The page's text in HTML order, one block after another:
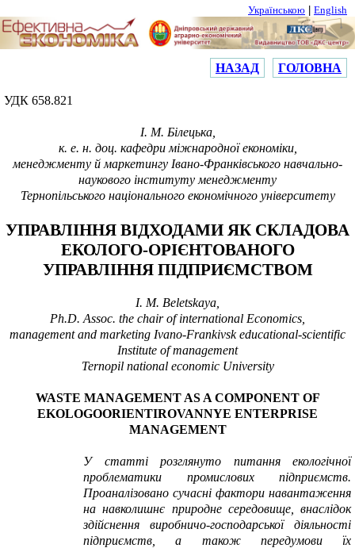
Українською English
НАЗАД ГОЛОВНА
УДК 658.821
І. М. Білецька,
к. е. н. доц. кафедри міжнародної економіки,
менеджменту й маркетингу Івано-Франківського навчально-
наукового інституту менеджменту
Тернопільського національного економічного університету
УПРАВЛІННЯ ВІДХОДАМИ ЯК СКЛАДОВА
ЕКОЛОГО-ОРІЄНТОВАНОГО
УПРАВЛІННЯ ПІДПРИЄМСТВОМ
I. M. Beletskaya,
Ph.D. Assoc. the chair of international Economics,
management and marketing Ivano-Frankivsk educational-scientific
Institute of management
Ternopil national economic University
WASTE MANAGEMENT AS A COMPONENT OF
EKOLOGOORIENTIROVANNYE ENTERPRISE
MANAGEMENT
У статті розглянуто питання екологічної
проблематики промислових підприємств.
Проаналізовано сучасні фактори навантаження
на навколишнє природне середовище, внаслідок
здійснення виробничо-господарської діяльності
підприємств, а також передумови їх